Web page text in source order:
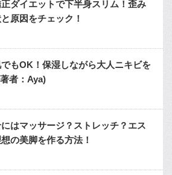
ダイエットで下半身スリム！歪み
原因をチェック！
もOK！保湿しながら大人ニキビを
者：Aya)
はマッサージ？ストレッチ？エス
の美脚を作る方法！